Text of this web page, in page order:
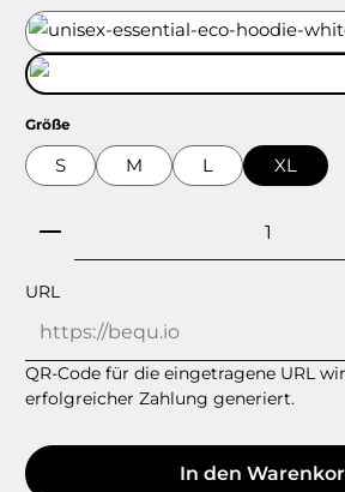
Größeauswählen
S M L XL
Produkt Anzahl: Gib den
URL
QR-Code für die eingetragene URL
erfolgreicher Zahlung generiert.
In den